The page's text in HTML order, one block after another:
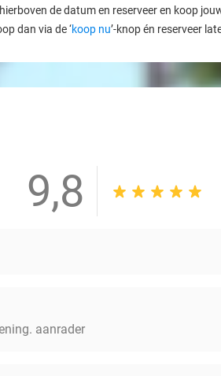
de datum en reserveer en koop
dan via de ‘koop nu’-knop én reserveer
9,8
aanrader